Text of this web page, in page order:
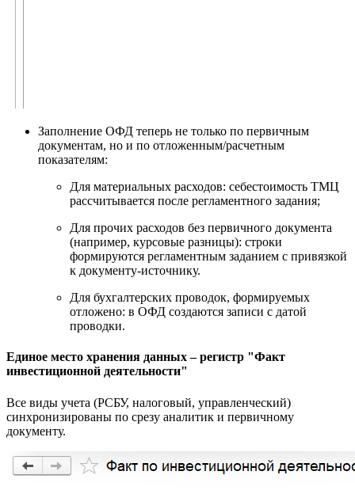
Заполнение ОФД теперь не только по первичным
документам, но и по отложенным/расчетным
показателям:
Для материальных расходов: себестоимость ТМЦ
рассчитывается после регламентного задания;
Для прочих расходов без первичного документа
(например, курсовые разницы): строки
формируются регламентным заданием с привязкой
к документу‑источнику.
Для бухгалтерских проводок, формируемых
отложено: в ОФД создаются записи с датой
проводки.
Единое место хранения данных – регистр "Факт
инвестиционной деятельности"
Все виды учета (РСБУ, налоговый, управленческий)
синхронизированы по срезу аналитик и первичному
документу.